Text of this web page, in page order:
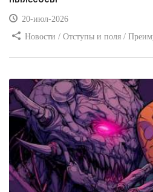
20-июл-2026
Новости / Отступы и поля /